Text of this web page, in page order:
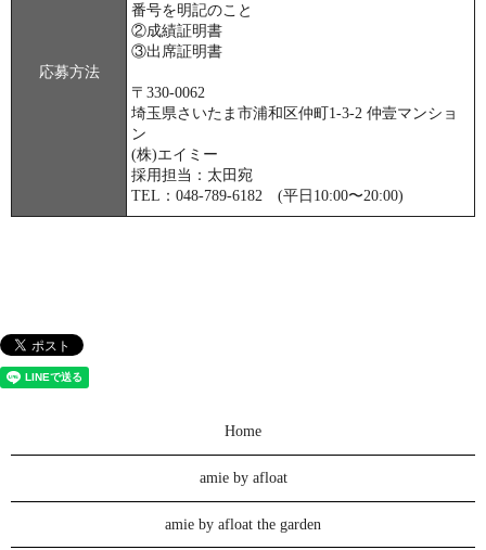
応募方法
番号を明記のこと
②成績証明書
③出席証明書
〒330-0062
埼玉県さいたま市浦和区仲町1-3-2 仲壹マンショ
ン
(株)エイミー
採用担当：太田宛
TEL：048-789-6182 (平日10:00〜20:00)
Home
amie by afloat
amie by afloat the garden